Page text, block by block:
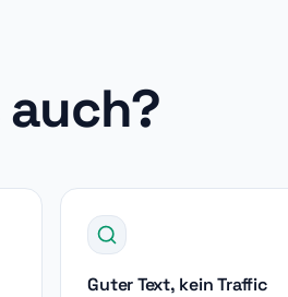
Guter Text, kein Traffic